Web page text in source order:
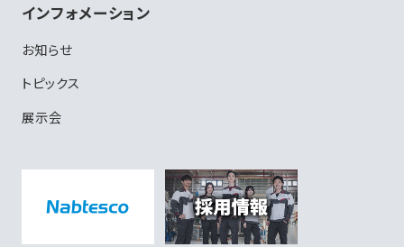
インフォメーション
お知らせ
トピックス
展示会